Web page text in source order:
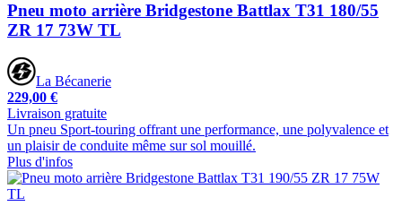
Pneu moto arrière Bridgestone Battlax T31 180/55
ZR 17 73W TL
La Bécanerie
229,00 €
Livraison gratuite
Un pneu Sport-touring offrant une performance, une polyvalence et
un plaisir de conduite même sur sol mouillé.
Plus d'infos